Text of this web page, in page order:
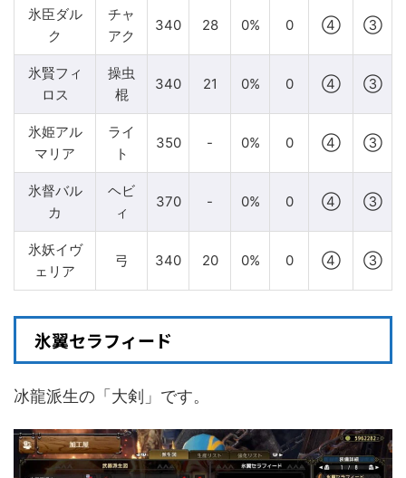
氷臣ダル
ク
チャ
アク
340 28 0% 0 ④ ③
氷賢フィ
ロス
操虫
棍
340 21 0% 0 ④ ③
氷姫アル
マリア
ライ
ト
350 - 0% 0 ④ ③
氷督バル
カ
ヘビ
ィ
370 - 0% 0 ④ ③
氷妖イヴ
ェリア
弓 340 20 0% 0 ④ ③
氷翼セラフィード
冰龍派生の「大剣」です。